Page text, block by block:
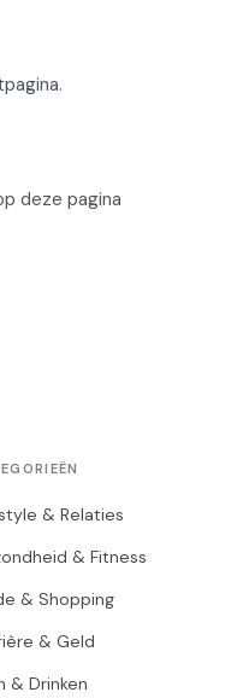
.
deze pagina
& Relaties
& Fitness
& Shopping
& Geld
& Drinken